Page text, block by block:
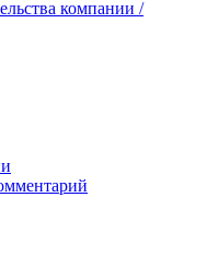
компании /